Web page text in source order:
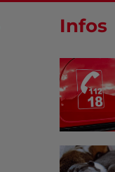
Infos